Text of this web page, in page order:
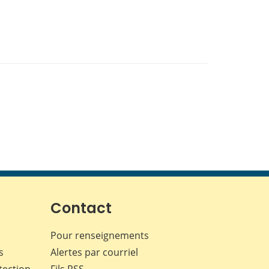
Contact
Pour renseignements
Alertes par courriel